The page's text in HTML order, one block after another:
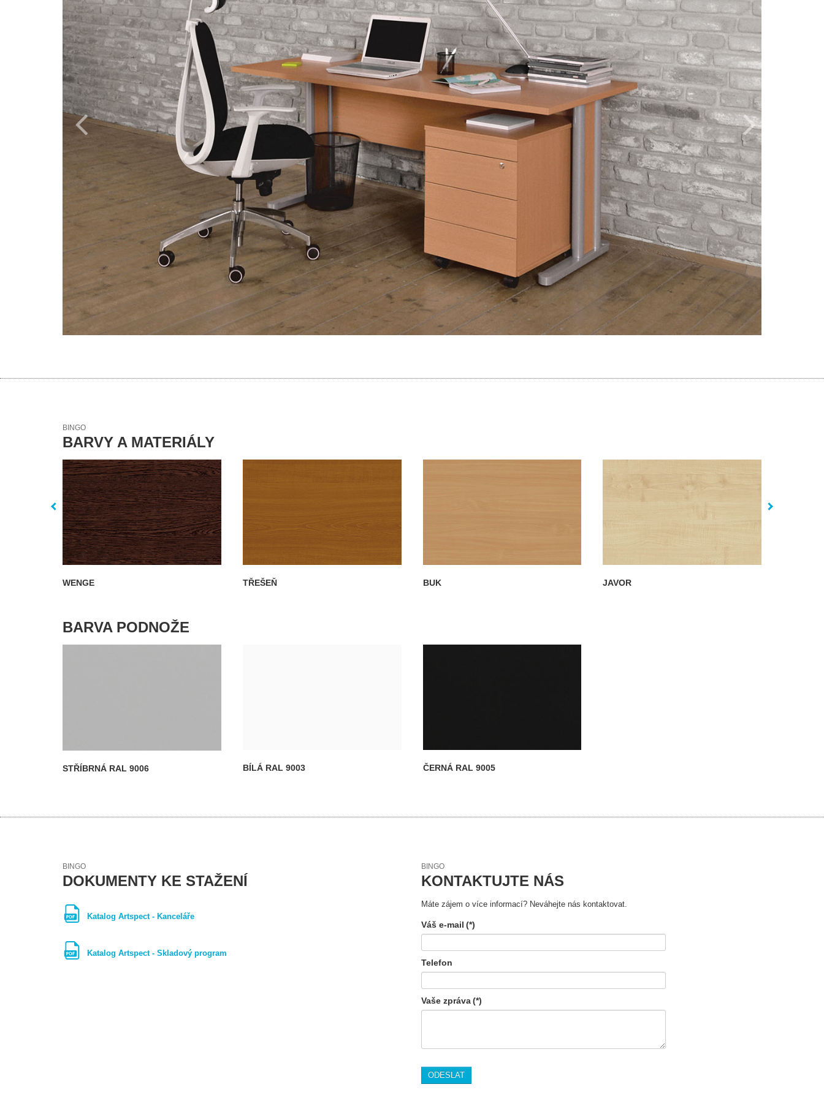
BINGO
BARVY A MATERIÁLY
WENGE TŘEŠEŇ BUK JAVOR
BARVA PODNOŽE
STŘÍBRNÁ RAL 9006 BÍLÁ RAL 9003 ČERNÁ RAL 9005
BINGO
DOKUMENTY KE STAŽENÍ
Katalog Artspect - Kanceláře
Katalog Artspect - Skladový program
BINGO
KONTAKTUJTE NÁS
Máte zájem o více informací? Neváhejte nás kontaktovat.
Váš e-mail (*)
Telefon
Vaše zpráva(*)
ODESLAT